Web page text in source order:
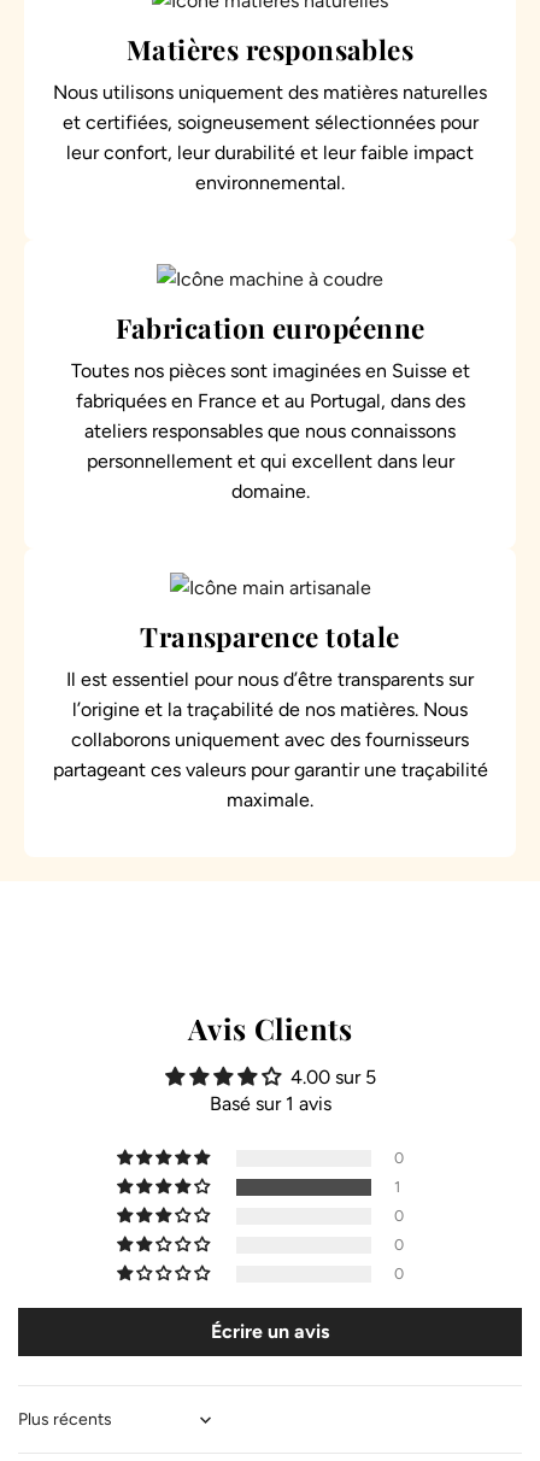
Matières responsables
Nous utilisons uniquement des matières naturelles
et certifiées, soigneusement sélectionnées pour
leur confort, leur durabilité et leur faible impact
environnemental.
Fabrication européenne
Toutes nos pièces sont imaginées en Suisse et
fabriquées en France et au Portugal, dans des
ateliers responsables que nous connaissons
personnellement et qui excellent dans leur
domaine.
Transparence totale
Il est essentiel pour nous d’être transparents sur
l’origine et la traçabilité de nos matières. Nous
collaborons uniquement avec des fournisseurs
partageant ces valeurs pour garantir une traçabilité
maximale.
Avis Clients
4.00 sur 5
Basé sur 1 avis
0
1
0
0
0
Écrire un avis
Sort by